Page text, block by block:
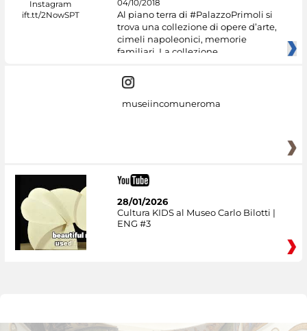
04/10/2018
Al piano terra di #PalazzoPrimoli si
trova una collezione di opere d’arte,
cimeli napoleonici, memorie
familiari. La collezione
museiincomuneroma
28/01/2026
Cultura KIDS al Museo Carlo Bilotti |
ENG #3